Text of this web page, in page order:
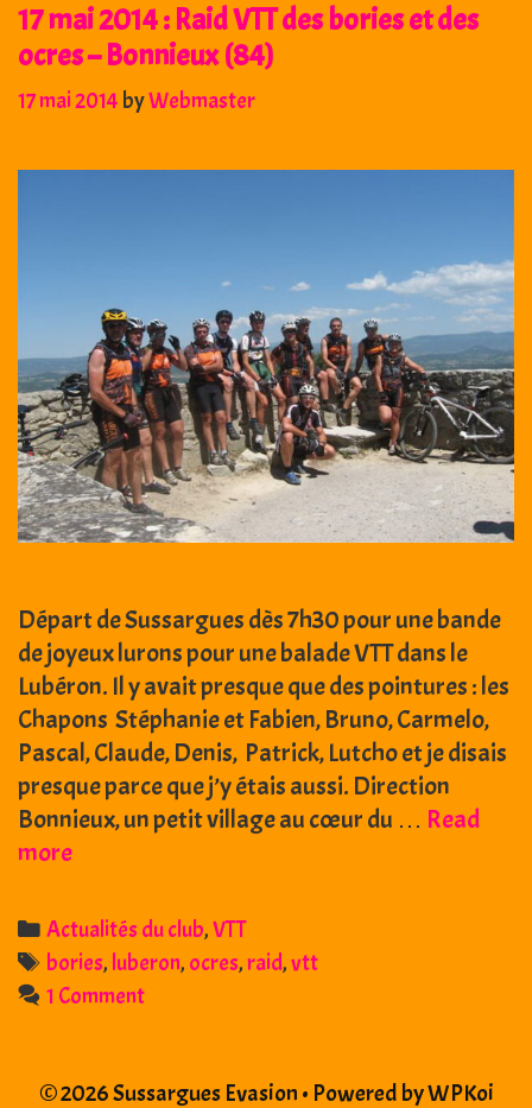
17 mai 2014 : Raid VTT des bories et des
ocres – Bonnieux (84)
17 mai 2014 byWebmaster
Départ de Sussargues dès 7h30 pour une bande
de joyeux lurons pour une balade VTT dans le
Lubéron. Il y avait presque que des pointures : les
Chapons Stéphanie et Fabien, Bruno, Carmelo,
Pascal, Claude, Denis, Patrick, Lutcho et je disais
presque parce que j’y étais aussi. Direction
Bonnieux, un petit village au cœur du … Read
more17
2014
:
Raid
bories
Categories
Actualités du club,VTT
Tags
bories, luberon, ocres,raid,vtt
1 Comment
© 2026 Sussargues Evasion • Powered byWPKoi